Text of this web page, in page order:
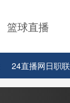
篮球直播
24直播网日职联